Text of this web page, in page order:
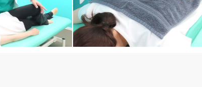
バリアフリー 個室完備
「健康にはりを見た」